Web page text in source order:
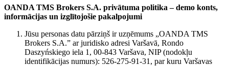
OANDA TMS Brokers S.A. privātuma politika – demo konts,
informācijas un izglītojošie pakalpojumi
Jūsu personas datu pārziņš ir uzņēmums „OANDA TMS
Brokers S.A.” ar juridisko adresi Varšavā, Rondo
Daszyńskiego iela 1, 00-843 Varšava, NIP (nodokļu
identifikācijas numurs): 526-275-91-31, par kuru Varšavas